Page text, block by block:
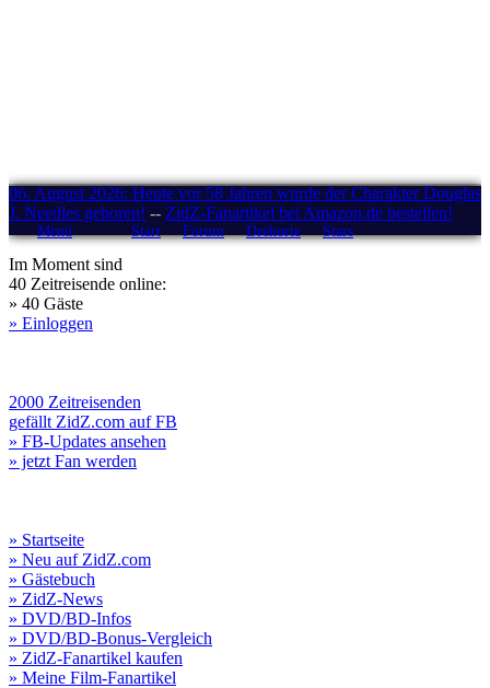
06. August 2026: Heute vor 58 Jahren wurde der Charakter Douglas
J. Needles geboren! -- ZidZ-Fanartikel bei Amazon.de bestellen!
Menü Start Forum Drehorte Stars
Im Moment sind
40 Zeitreisende online:
» 40 Gäste
» Einloggen
2000 Zeitreisenden
gefällt ZidZ.com auf FB
» FB-Updates ansehen
» jetzt Fan werden
» Startseite
» Neu auf ZidZ.com
» Gästebuch
» ZidZ-News
» DVD/BD-Infos
» DVD/BD-Bonus-Vergleich
» ZidZ-Fanartikel kaufen
» Meine Film-Fanartikel